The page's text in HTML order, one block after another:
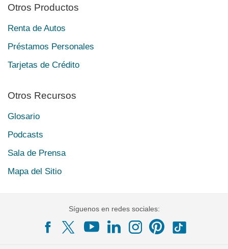
Otros Productos
Renta de Autos
Préstamos Personales
Tarjetas de Crédito
Otros Recursos
Glosario
Podcasts
Sala de Prensa
Mapa del Sitio
Síguenos en redes sociales: